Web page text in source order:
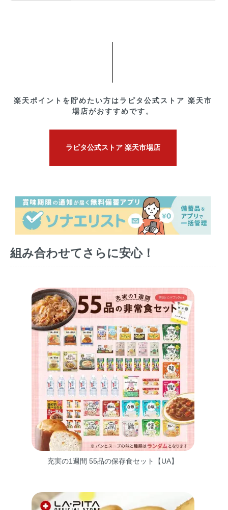
楽天ポイントを貯めたい方はラピタ公式ストア 楽天市
場店がおすすめです。
ラピタ公式ストア 楽天市場店
組み合わせてさらに安心！
充実の1週間 55品の保存食セット【UA】